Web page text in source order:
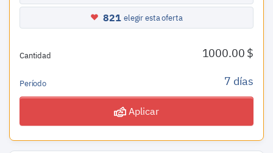
821 elegir esta oferta
Cantidad 1000.00 $
Período 7 días
Aplicar